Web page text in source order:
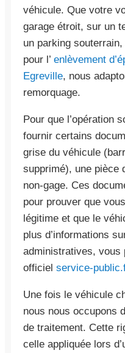
véhicule. Que votre
garage étroit, sur un
un parking
pour l’ enlèvement
Egreville, nous
remorquage.
Pour que l’opération
fournir certains
grise du véhicule
supprimé), une pièce
non-gage. Ces
pour prouver que
légitime et que le
plus d’informations
administratives, vous
officiel service-
Une fois le véhicule
nous nous occupons
de traitement. Cette
celle appliquée lors